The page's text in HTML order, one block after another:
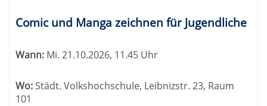
Comic und Manga zeichnen für Jugendliche
Wann: Mi. 21.10.2026, 11.45 Uhr
Wo:Städt. Volkshochschule, Leibnizstr. 23, Raum
101